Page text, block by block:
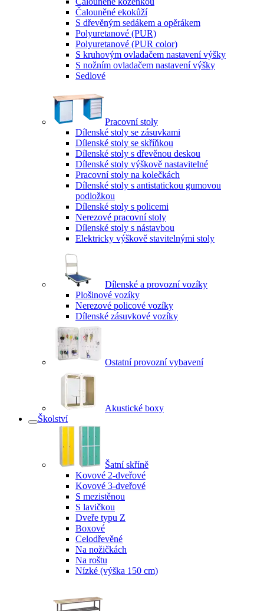
Čalouněné ekokůží
S dřevěným sedákem a opěrákem
Polyuretanové (PUR)
Polyuretanové (PUR color)
S kruhovým ovladačem nastavení výšky
S nožním ovladačem nastavení výšky
Sedlové
Pracovní stoly
Dílenské stoly se zásuvkami
Dílenské stoly se skříňkou
Dílenské stoly s dřevěnou deskou
Dílenské stoly výškově nastavitelné
Pracovní stoly na kolečkách
Dílenské stoly s antistatickou gumovou
podložkou
Dílenské stoly s policemi
Nerezové pracovní stoly
Dílenské stoly s nástavbou
Elektricky výškově stavitelnými stoly
Dílenské a provozní vozíky
Plošinové vozíky
Nerezové policové vozíky
Dílenské zásuvkové vozíky
Ostatní provozní vybavení
Akustické boxy
Školství
Šatní skříně
Kovové 2-dveřové
Kovové 3-dveřové
S mezistěnou
S lavičkou
Dveře typu Z
Boxové
Celodřevěné
Na nožičkách
Na roštu
Nízké (výška 150 cm)